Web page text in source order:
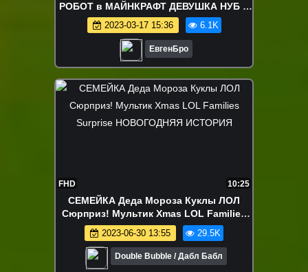
РОБОТ в МАЙНКРАФТ ДЕВУШКА НУБ И
ПРО ВИДЕО ТРОЛЛИНГ MINECRAFT
2023-03-17 15:36 6.1K
ЕвгенБро
FHD 10:25
СЕМЕЙКА Деда Мороза Куклы ЛОЛ
Сюрприз! Мультик Xmas LOL Families
Surprise НОВОГОДНЯЯ ИСТОРИЯ
2023-06-30 13:55 29.5K
Double Bubble / Дабл Бабл